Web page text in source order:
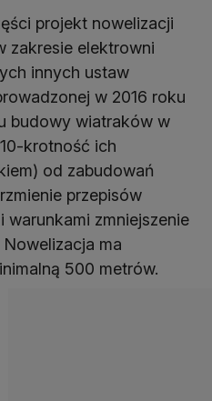
projekt nowelizacji
zakresie elektrowni
innych ustaw
w 2016 roku
budowy wiatraków w
krotność ich
od zabudowań
przepisów
zmniejszenie
ma
500 metrów.